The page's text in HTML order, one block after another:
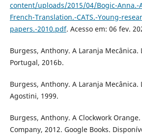
content/uploads/2015/04/Bogic-Anna.-
French-Translation.-CATS.-Young-
papers.-2010.pdf. Acesso em: 06 fev.
Burgess, Anthony. A Laranja Mecânica.
Portugal, 2016b.
Burgess, Anthony. A Laranja Mecânica.
Agostini, 1999.
Burgess, Anthony. A Clockwork
Company, 2012. Google Books.